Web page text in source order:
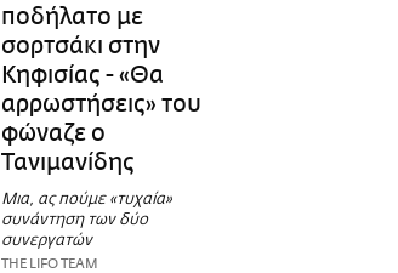
ποδήλατο με
σορτσάκι στην
Κηφισίας - «Θα
αρρωστήσεις» του
φώναζε ο
Τανιμανίδης
Μια, ας πούμε «τυχαία»
συνάντηση των δύο
συνεργατών
THE LIFO TEAM